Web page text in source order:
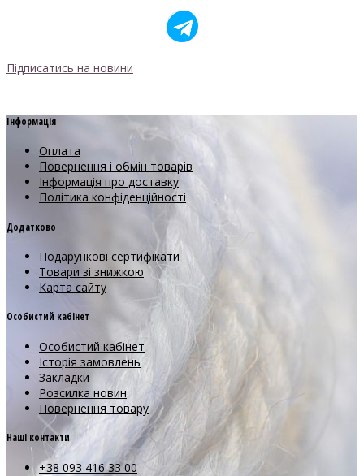
Підписатись на новини
Інформація
Оплата
Повернення і обмін товарів
Інформація про доставку
Політика конфіденційності
Додатково
Подарункові сертифікати
Товари зі знижкою
Карта сайту
Особистий кабінет
Особистий кабінет
Історія замовлень
Закладки
Розсилка новин
Повернення товару
Наші контакти
+38 093 416 33 00